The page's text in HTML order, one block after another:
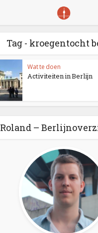
Tag - kroegentocht
Wat te doen
Activiteiten in Berlijn
Roland –